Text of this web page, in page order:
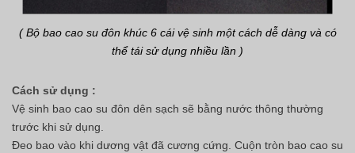
( Bộ bao cao su đôn khúc 6 cái vệ sinh một cách dễ dàng và có
thể tái sử dụng nhiều lần )
Cách sử dụng :
Vệ sinh bao cao su đôn dên sạch sẽ bằng nước thông thường
trước khi sử dụng.
Đeo bao vào khi dương vật đã cương cứng. Cuộn tròn bao cao su